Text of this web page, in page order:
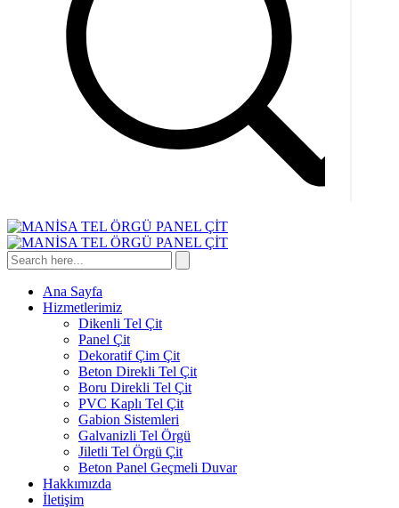
Ana Sayfa
Hizmetlerimiz
Dikenli Tel Çit
Panel Çit
Dekoratif Çim Çit
Beton Direkli Tel Çit
Boru Direkli Tel Çit
PVC Kaplı Tel Çit
Gabion Sistemleri
Galvanizli Tel Örgü
Jiletli Tel Örgü Çit
Beton Panel Geçmeli Duvar
Hakkımızda
İletişim